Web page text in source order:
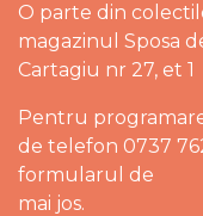
O parte din
magazinul Sposa
Cartagiu nr 27, et 1
Pentru
de telefon 0737
formularul de
mai jos.